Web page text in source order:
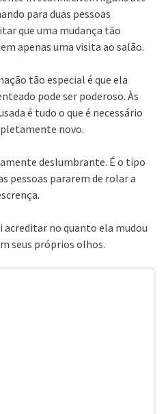
para duas pessoas
que uma mudança tão
apenas uma visita ao salão.
tão especial é que ela
pode ser poderoso. Às
é tudo o que é necessário
novo.
deslumbrante. É o tipo
pessoas pararem de rolar a
acreditar no quanto ela mudou
seus próprios olhos.